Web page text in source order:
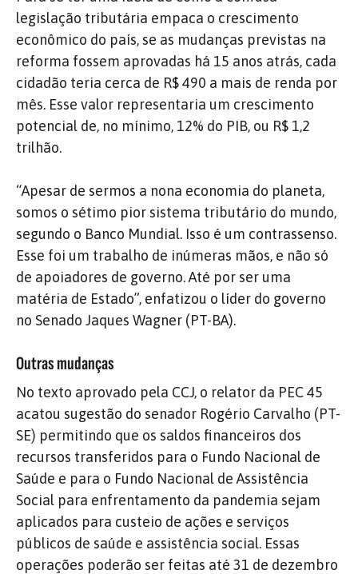
legislação tributária empaca o crescimento
econômico do país, se as mudanças previstas na
reforma fossem aprovadas há 15 anos atrás, cada
cidadão teria cerca de R$ 490 a mais de renda por
mês. Esse valor representaria um crescimento
potencial de, no mínimo, 12% do PIB, ou R$ 1,2
trilhão.
“Apesar de sermos a nona economia do planeta,
somos o sétimo pior sistema tributário do mundo,
segundo o Banco Mundial. Isso é um contrassenso.
Esse foi um trabalho de inúmeras mãos, e não só
de apoiadores de governo. Até por ser uma
matéria de Estado”, enfatizou o líder do governo
no Senado Jaques Wagner (PT-BA).
Outras mudanças
No texto aprovado pela CCJ, o relator da PEC 45
acatou sugestão do senador Rogério Carvalho (PT-
SE) permitindo que os saldos financeiros dos
recursos transferidos para o Fundo Nacional de
Saúde e para o Fundo Nacional de Assistência
Social para enfrentamento da pandemia sejam
aplicados para custeio de ações e serviços
públicos de saúde e assistência social. Essas
operações poderão ser feitas até 31 de dezembro